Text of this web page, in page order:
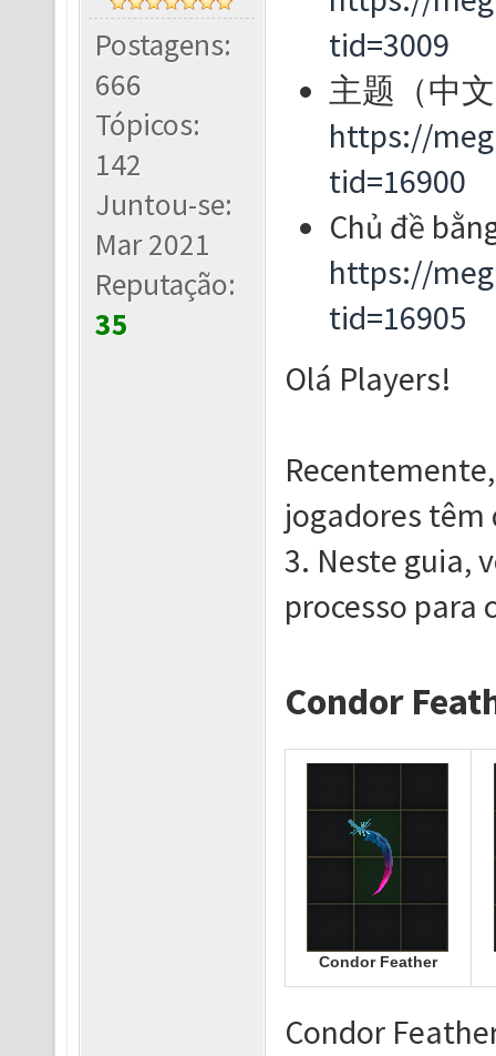
Postagens:
666
Tópicos:
142
Juntou-se:
Mar 2021
Reputação:
35
tid=3009
主题（中
https://
tid=16900
Chủ đề
https://
tid=16905
Olá Players!
jogadores têm
3. Neste guia,
processo para
Condor
Condor Feather
Condor